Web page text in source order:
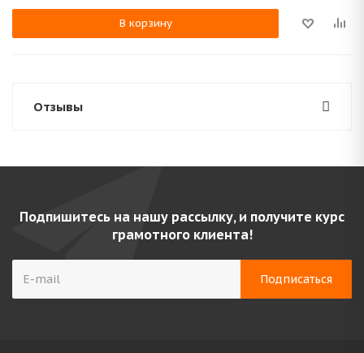
В корзину
Отзывы
Подпишитесь на нашу рассылку, и получите курс
грамотного клиента!